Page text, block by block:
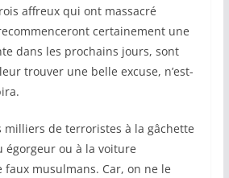
affreux qui ont massacré
certainement une
dans les prochains jours, sont
trouver une belle excuse, n’est-
milliers de terroristes à la gâchette
égorgeur ou à la voiture
faux musulmans. Car, on ne le